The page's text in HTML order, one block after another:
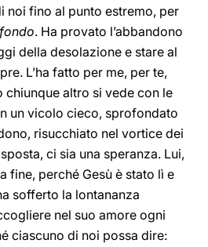
noi fino al punto estremo, per
. Ha provato l’abbandono
della desolazione e stare al
L’ha fatto per me, per te,
chiunque altro si vede con le
un vicolo cieco, sprofondato
risucchiato nel vortice dei
ci sia una speranza. Lui,
fine, perché Gesù è stato lì e
sofferto la lontananza
nel suo amore ogni
ciascuno di noi possa dire: